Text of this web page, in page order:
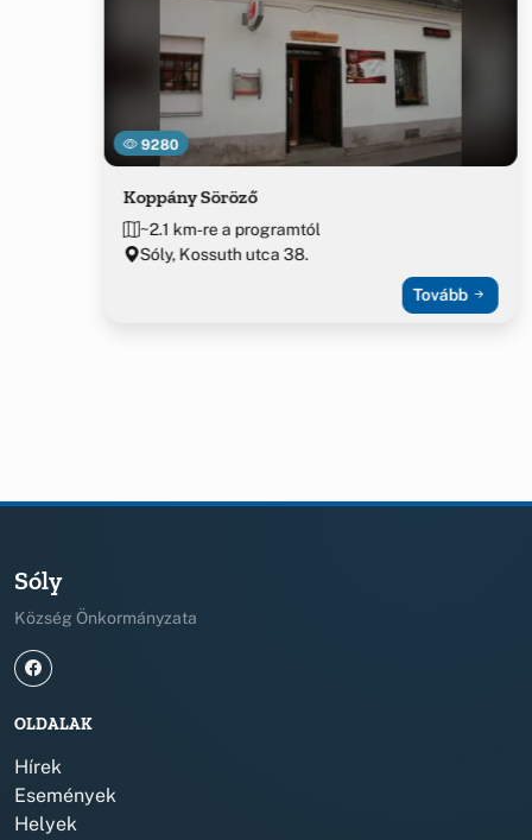
9280
Koppány Söröző
~2.1 km-re a programtól
Sóly, Kossuth utca 38.
Tovább
Sóly
Község Önkormányzata
OLDALAK
Hírek
Események
Helyek